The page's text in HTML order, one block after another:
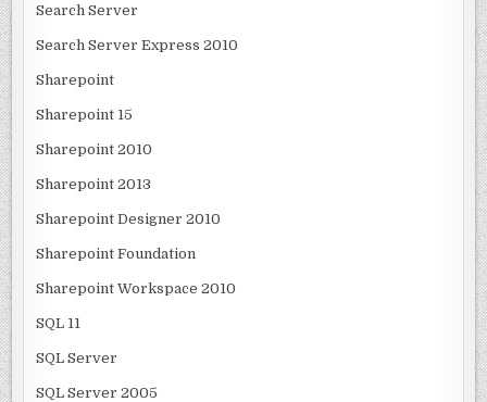
Search Server
Search Server Express 2010
Sharepoint
Sharepoint 15
Sharepoint 2010
Sharepoint 2013
Sharepoint Designer 2010
Sharepoint Foundation
Sharepoint Workspace 2010
SQL 11
SQL Server
SQL Server 2005